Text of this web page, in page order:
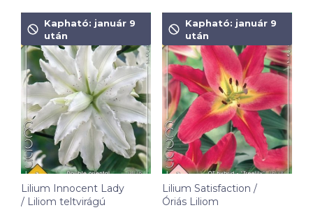
Lilium Innocent Lady
/ Liliom teltvirágú
Kapható: január 9
után
Lilium Satisfaction /
Óriás Liliom
Kapható: január 9
után